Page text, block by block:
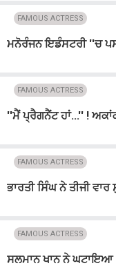
FAMOUS ACTRESS
ਮਨੋਰੰਜਨ ਇਡੰਸਟਰੀ ''ਚ
FAMOUS ACTRESS
''ਮੈਂ ਪ੍ਰੈਗਨੈਂਟ ਹਾਂ...'' !
FAMOUS ACTRESS
ਭਾਰਤੀ ਸਿੰਘ ਨੇ ਤੀਜੀ
FAMOUS ACTRESS
ਸਲਮਾਨ ਖਾਨ ਨੇ ਘਟਾਇਆ